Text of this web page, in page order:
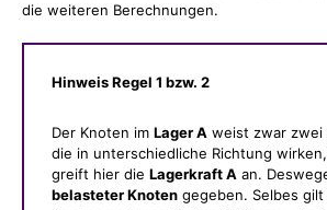
die weiteren Berechnungen.
Hinweis Regel 1 bzw. 2
Der Knoten im Lager A weist zwar zwei
die in unterschiedliche Richtung
greift hier die Lagerkraft A an.
belasteter Knoten gegeben. Selbes